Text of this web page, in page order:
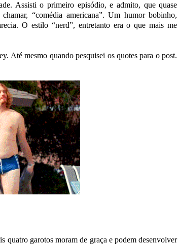
Assisti o primeiro episódio, e admito, que quase
“comédia americana”. Um humor bobinho,
O estilo “nerd”, entretanto era o que mais me
Até mesmo quando pesquisei os quotes para o post.
quatro garotos moram de graça e podem desenvolver